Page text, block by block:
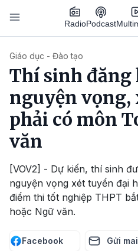
Nhảy đến nội dung
RadioPodcast
Giáo dục - Đào tạo
Thí sinh đăng
nguyện vọng,
phải có môn
văn
[VOV2] - Dự kiến, thí sinh
nguyện vọng xét tuyển đại
điểm thi tốt nghiệp THPT
hoặc Ngữ văn.
Facebook Gửi